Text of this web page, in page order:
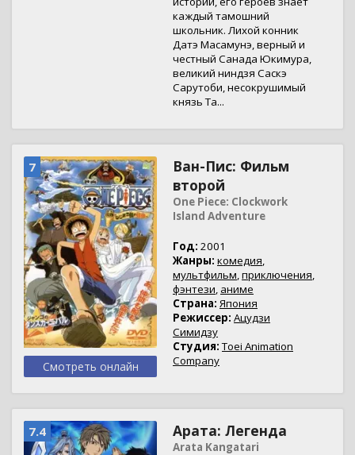
каждый тамошний
школьник. Лихой конник
Датэ Масамунэ, верный и
честный Санада Юкимура,
великий ниндзя Саскэ
Сарутоби, несокрушимый
князь Та...
7
Смотреть онлайн
Ван-Пис: Фильм
второй
One Piece: Clockwork
Island Adventure
Год: 2001
Жанры: комедия,
мультфильм,приключения,
фэнтези, аниме
Страна: Япония
Режиссер: Ацудзи
Симидзу
Студия: Toei Animation
Company
7.4 Арата: Легенда
Arata Kangatari